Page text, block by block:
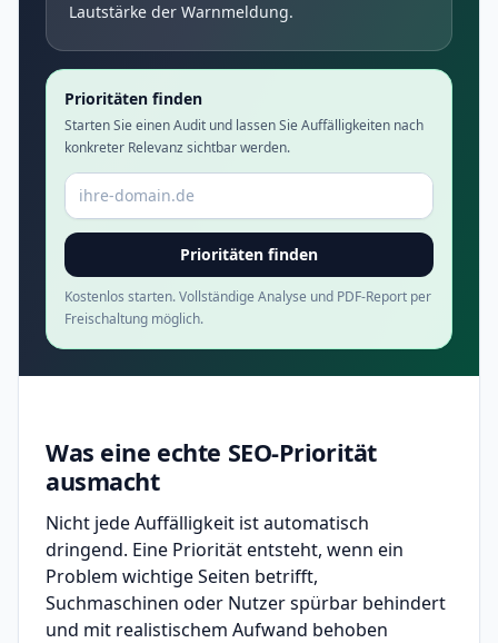
Lautstärke der Warnmeldung.
Prioritäten finden
Starten Sie einen Audit und lassen Sie Auffälligkeiten nach
konkreter Relevanz sichtbar werden.
Domain oder URL
Prioritäten finden
Kostenlos starten. Vollständige Analyse und PDF-Report per
Freischaltung möglich.
Was eine echte SEO-Priorität
ausmacht
Nicht jede Auffälligkeit ist automatisch
dringend. Eine Priorität entsteht, wenn ein
Problem wichtige Seiten betrifft,
Suchmaschinen oder Nutzer spürbar behindert
und mit realistischem Aufwand behoben